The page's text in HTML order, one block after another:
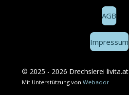
AGB
Impressum
© 2025 - 2026 Drechslerei livita.at
Mit Unterstützung von Webador